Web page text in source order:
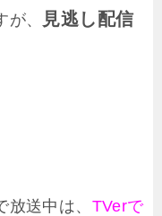
、
見逃し配信
放送中は、 TVerで